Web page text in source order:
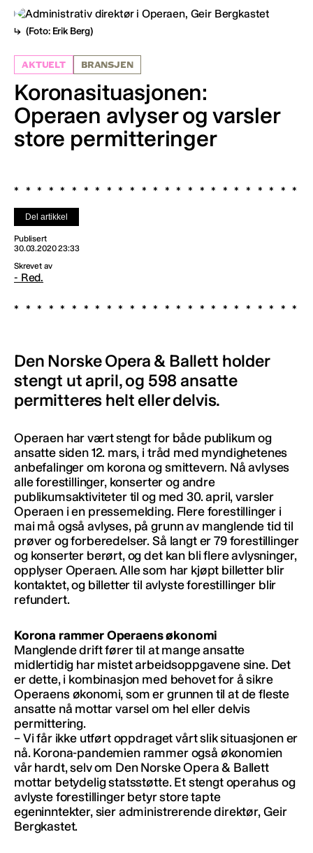
(Foto: Erik Berg)
AKTUELT BRANSJEN
Koronasituasjonen:
Operaen avlyser og varsler
store permitteringer
Del artikkel
Publisert
30.03.2020 23:33
Skrevet av
- Red.
Den Norske Opera & Ballett holder
stengt ut april, og 598 ansatte
permitteres helt eller delvis.
Operaen har vært stengt for både publikum og
ansatte siden 12. mars, i tråd med myndighetenes
anbefalinger om korona og smittevern. Nå avlyses
alle forestillinger, konserter og andre
publikumsaktiviteter til og med 30. april, varsler
Operaen i en pressemelding. Flere forestillinger i
mai må også avlyses, på grunn av manglende tid til
prøver og forberedelser. Så langt er 79 forestillinger
og konserter berørt, og det kan bli flere avlysninger,
opplyser Operaen. Alle som har kjøpt billetter blir
kontaktet, og billetter til avlyste forestillinger blir
refundert.
Korona rammer Operaens økonomi
Manglende drift fører til at mange ansatte
midlertidig har mistet arbeidsoppgavene sine. Det
er dette, i kombinasjon med behovet for å sikre
Operaens økonomi, som er grunnen til at de fleste
ansatte nå mottar varsel om hel eller delvis
permittering.
– Vi får ikke utført oppdraget vårt slik situasjonen er
nå. Korona-pandemien rammer også økonomien
vår hardt, selv om Den Norske Opera & Ballett
mottar betydelig statsstøtte. Et stengt operahus og
avlyste forestillinger betyr store tapte
egeninntekter, sier administrerende direktør, Geir
Bergkastet.